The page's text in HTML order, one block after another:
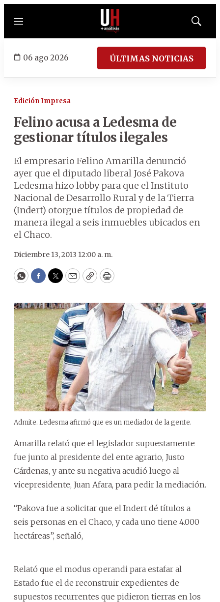
Menú
Mostrar
06 ago 2026 ÚLTIMAS NOTICIAS
Edición Impresa
Felino acusa a Ledesma de
gestionar títulos ilegales
El empresario Felino Amarilla denunció
ayer que el diputado liberal José Pakova
Ledesma hizo lobby para que el Instituto
Nacional de Desarrollo Rural y de la Tierra
(Indert) otorgue títulos de propiedad de
manera ilegal a seis inmuebles ubicados en
el Chaco.
Diciembre 13, 2013 12:00 a. m.
WhatsApp
Facebook
Twitter
EmailCopyPrint
Admite. Ledesma afirmó que es un mediador de la gente.
Amarilla relató que el legislador supuestamente
fue junto al presidente del ente agrario, Justo
Cárdenas, y ante su negativa acudió luego al
vicepresidente, Juan Afara, para pedir la mediación.
“Pakova fue a solicitar que el Indert dé títulos a
seis personas en el Chaco, y cada uno tiene 4.000
hectáreas”, señaló,
Relató que el modus operandi para estafar al
Estado fue el de reconstruir expedientes de
supuestos recurrentes que pidieron tierras en los